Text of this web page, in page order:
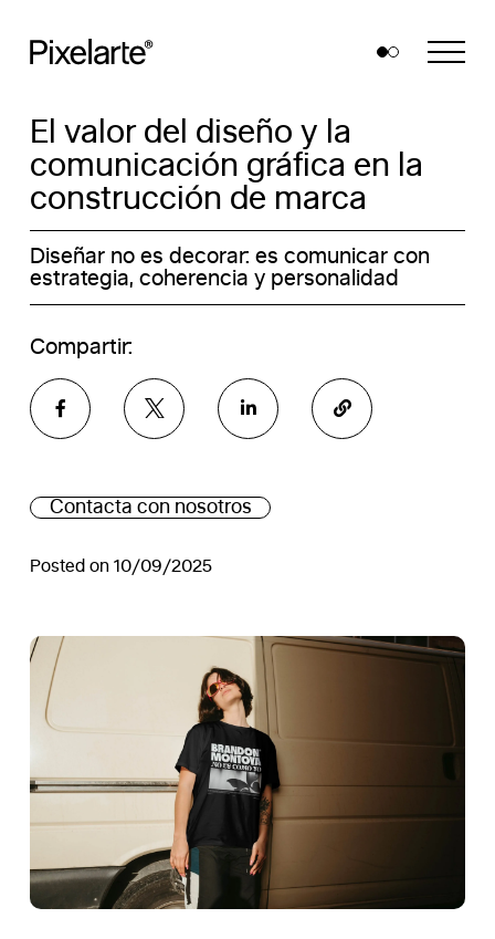
content
El valor del diseño y la
comunicación gráfica en la
construcción de marca
Diseñar no es decorar: es comunicar con
estrategia, coherencia y personalidad
Compartir:
Contacta con nosotros
Posted on 10/09/2025